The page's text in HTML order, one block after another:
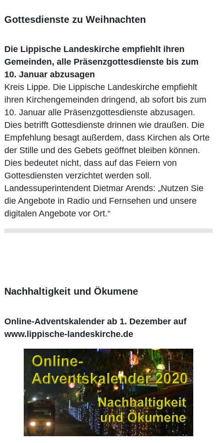
Gottesdienste zu Weihnachten
Die Lippische Landeskirche empfiehlt ihren
Gemeinden, alle Präsenzgottesdienste bis zum
10. Januar abzusagen
Kreis Lippe. Die Lippische Landeskirche empfiehlt
ihren Kirchengemeinden dringend, ab sofort bis zum
10. Januar alle Präsenzgottesdienste abzusagen.
Dies betrifft Gottesdienste drinnen wie draußen. Die
Empfehlung besagt außerdem, dass Kirchen als Orte
der Stille und des Gebets geöffnet bleiben können.
Dies bedeutet nicht, dass auf das Feiern von
Gottesdiensten verzichtet werden soll.
Landessuperintendent Dietmar Arends: „Nutzen Sie
die Angebote in Radio und Fernsehen und unsere
digitalen Angebote vor Ort.“
Nachhaltigkeit und Ökumene
Online-Adventskalender ab 1. Dezember auf
www.lippische-landeskirche.de